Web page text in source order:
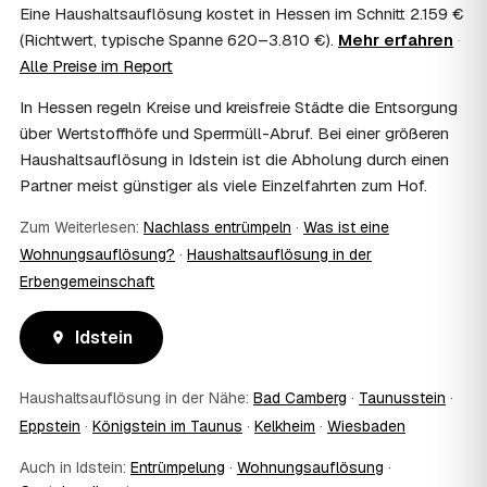
als Werbungskosten. Sie erhalten eine ordentliche
Rechnung als Beleg. Verbindlich klärt das Ihr
Steuerberater – wir liefern die nötigen Unterlagen.
sein?
Nein, Sie müssen nicht durchgängig anwesend sein. Viele
Erben übergeben in Idstein nur die Schlüssel und lassen
sich per Fotos auf dem Laufenden halten. Eine kurze
genügt meist.
09 Bekomme ich einen Entsorgungsnachweis?
Ja. Sie erhalten auf Wunsch einen Entsorgungs- bzw.
Verwertungsnachweis über die fachgerechte Entsorgung.
So ist dokumentiert, dass der Hausstand in Idstein
umweltgerecht und rechtssicher entsorgt wurde.
Oft schon innerhalb weniger Tage, in vielen Regionen
rund um Idstein auch kurzfristig. Den konkreten Termin
bis zu 60 Tage im Voraus sind möglich.
Eine Haushaltsauflösung kostet in Hessen im Schnitt 2.159 €
(Richtwert, typische Spanne 620–3.810 €). Mehr erfahren ·
Alle Preise im Report
In Hessen regeln Kreise und kreisfreie Städte die Entsorgung
über Wertstoffhöfe und Sperrmüll-Abruf. Bei einer größeren
Haushaltsauflösung in Idstein ist die Abholung durch einen
Partner meist günstiger als viele Einzelfahrten zum Hof.
Zum Weiterlesen: Nachlass entrümpeln · Was ist eine
Wohnungsauflösung? · Haushaltsauflösung in der
Erbengemeinschaft
Idstein
Haushaltsauflösung in der Nähe: Bad Camberg · Taunusstein ·
Eppstein · Königstein im Taunus · Kelkheim · Wiesbaden
Auch in Idstein: Entrümpelung · Wohnungsauflösung ·